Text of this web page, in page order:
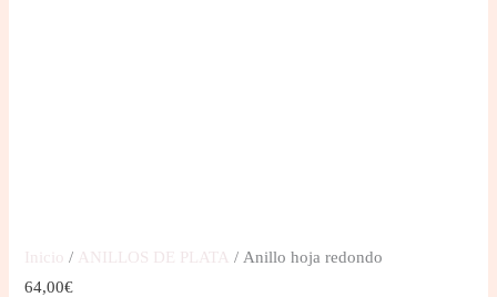
Inicio / ANILLOS DE PLATA / Anillo hoja redondo
64,00€